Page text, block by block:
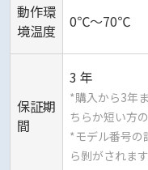
動作環
境温度
0℃〜70℃
保証期
間
3 年
*購⼊から3年
ちらか短い⽅
*モデル番号の
ら剝がされま